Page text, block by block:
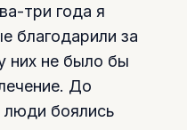
три года я
благодарили за
них не было бы
До
люди боялись